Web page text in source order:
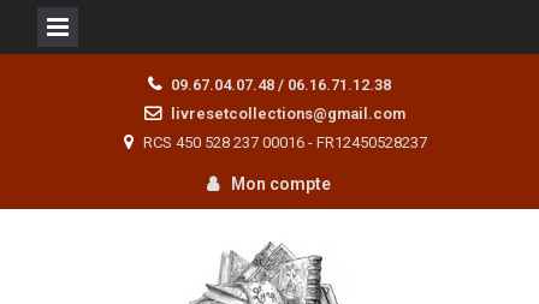
09.67.04.07.48 / 06.16.71.12.38
livresetcollections@gmail.com
RCS 450 528 237 00016 - FR12450528237
Mon compte